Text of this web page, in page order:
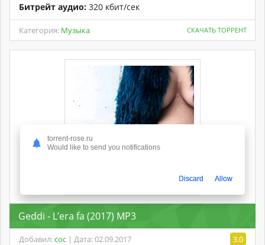
Битрейт аудио: 320 кбит/сек
Категория: Музыка СКАЧАТЬ ТОРРЕНТ
Geddi - L’era fa (2017) MP3
Добавил:coc | Дата: 02.09.2017 3.0
torrent-rose.ru
Would like to send you notifications
Discard Allow